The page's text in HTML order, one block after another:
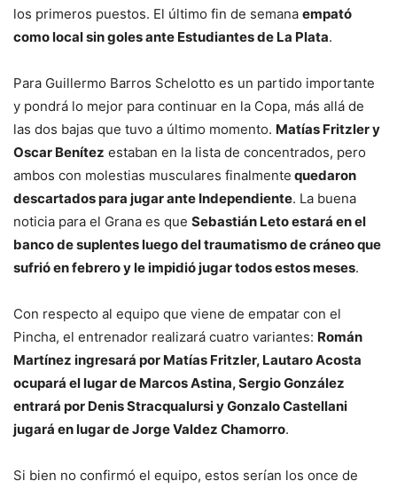
los primeros puestos. El último fin de semana empató
como local sin goles ante Estudiantes de La Plata.
Para Guillermo Barros Schelotto es un partido importante
y pondrá lo mejor para continuar en la Copa, más allá de
las dos bajas que tuvo a último momento. Matías Fritzler y
Oscar Benítez estaban en la lista de concentrados, pero
ambos con molestias musculares finalmente quedaron
descartados para jugar ante Independiente. La buena
noticia para el Grana es que Sebastián Leto estará en el
banco de suplentes luego del traumatismo de cráneo que
sufrió en febrero y le impidió jugar todos estos meses.
Con respecto al equipo que viene de empatar con el
Pincha, el entrenador realizará cuatro variantes: Román
Martínez ingresará por Matías Fritzler, Lautaro Acosta
ocupará el lugar de Marcos Astina, Sergio González
entrará por Denis Stracqualursi y Gonzalo Castellani
jugará en lugar de Jorge Valdez Chamorro.
Si bien no confirmó el equipo, estos serían los once de